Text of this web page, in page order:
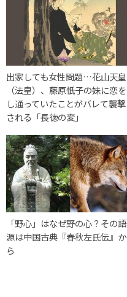
出家しても女性問題…花山天皇
（法皇）、藤原忯子の妹に恋を
し通っていたことがバレて襲撃
される「長徳の変」
「野心」はなぜ野の心？その語
源は中国古典『春秋左氏伝』か
ら